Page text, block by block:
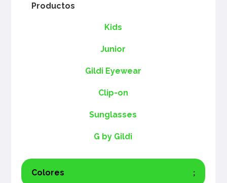
Productos
Kids
Junior
Gildi Eyewear
Clip-on
Sunglasses
G by Gildi
Colores